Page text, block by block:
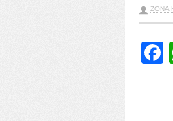
ZONA